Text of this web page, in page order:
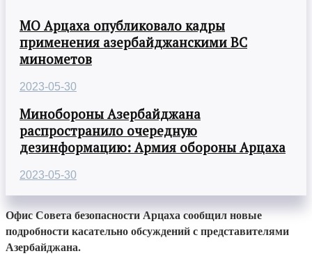
МО Арцаха опубликовало кадры
применения азербайджанскими ВС
минометов
2023-05-30
Минобороны Азербайджана
распространило очередную
дезинформацию: Армия обороны Арцаха
2023-05-30
Офис Совета безопасности Арцаха сообщил новые
подробности касательно обсуждений с представителями
Азербайджана.